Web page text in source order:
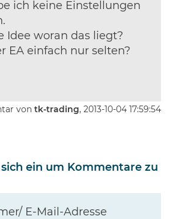
ich keine Einstellungen
Idee woran das liegt?
EA einfach nur selten?
von tk-trading, 2013-10-04 17:59:54
ein um Kommentare zu
E-Mail-Adresse